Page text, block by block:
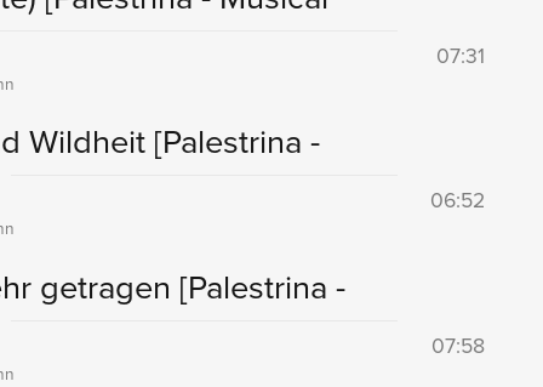
07:31
Wildheit[Palestrina -
06:52
getragen [Palestrina -
07:58